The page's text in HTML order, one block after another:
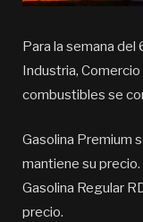
Para la semana
Industria,
combustibles se
Gasolina Premium
mantiene su precio.
Gasolina Regular
precio.